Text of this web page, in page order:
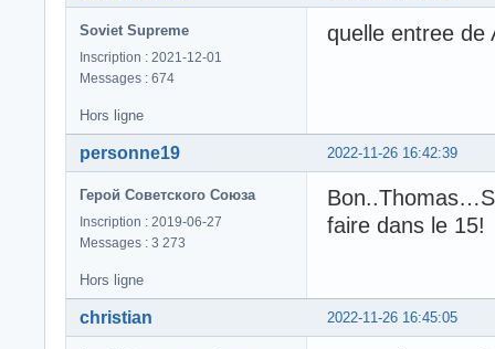
Soviet Supreme
Inscription : 2021-12-01
Messages : 674
quelle entree de
Hors ligne
2022-11-26 16:42:39
personne19
Герой Советского Союза
Inscription : 2019-06-27
Messages : 3 273
faire dans le 15!
Hors ligne
2022-11-26 16:45:05
christian